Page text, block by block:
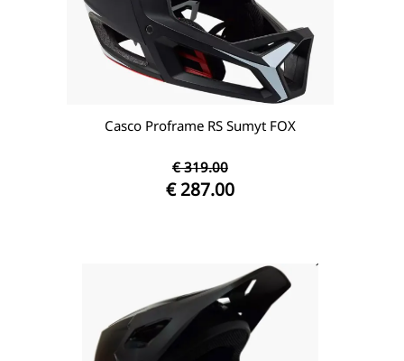
Casco Proframe RS Sumyt FOX
€ 319.00
€ 287.00